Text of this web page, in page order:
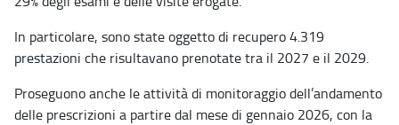
In particolare, sono state oggetto di recupero 4.319
prestazioni che risultavano prenotate tra il 2027 e il 2029.
Proseguono anche le attività di monitoraggio dell’andamento
delle prescrizioni a partire dal mese di gennaio 2026, con la